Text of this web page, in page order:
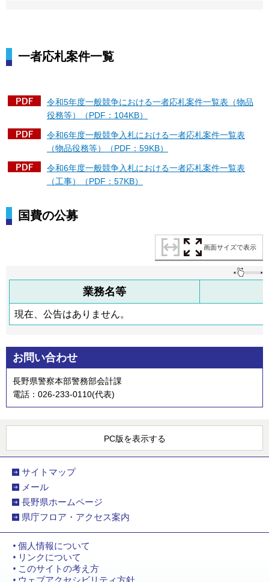
一者応札案件一覧
令和5年度一般競争における一者応札案件一覧表（物品
役務等）（PDF：104KB）
令和6年度一般競争入札における一者応札案件一覧表
（物品役務等）（PDF：59KB）
令和6年度一般競争入札における一者応札案件一覧表
（工事）（PDF：57KB）
国費の公募
画面サイズで表示
業務名等
現在、公告はありません。
お問い合わせ
長野県警察本部警務部会計課
電話：026-233-0110(代表)
PC版を表示する
サイトマップ
メール
長野県ホームページ
県庁フロア・アクセス案内
個人情報について
リンクについて
このサイトの考え方